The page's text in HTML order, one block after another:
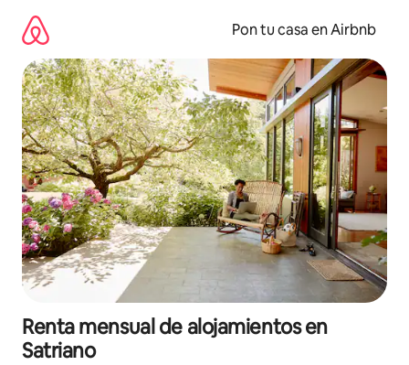
contenido
Pon tu casa en Airbnb
Renta mensual de alojamientos en
Satriano